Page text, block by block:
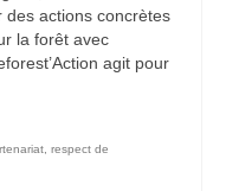
actions concrètes
la forêt avec
agit pour
respect de